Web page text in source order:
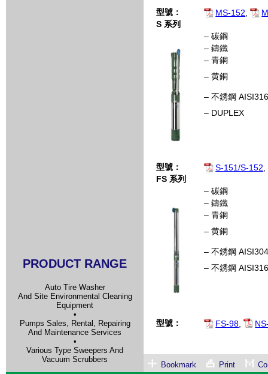
型號： MS-152 ,
S 系列
– 碳鋼
– 鑄鐵
– 青銅
– 黄銅
– 不銹鋼 AISI316
– DUPLEX
型號： S-151/S-152
FS 系列
– 碳鋼
– 鑄鐵
– 青銅
– 黄銅
– 不銹鋼 AISI304
– 不銹鋼 AISI316
型號： FS-98 ,
Bookmark Print
PRODUCT RANGE
Auto Tire Washer
And Site Environmental Cleaning
Equipment
•
Pumps Sales, Rental, Repairing
And Maintenance Services
•
Various Type Sweepers And
Vacuum Scrubbers